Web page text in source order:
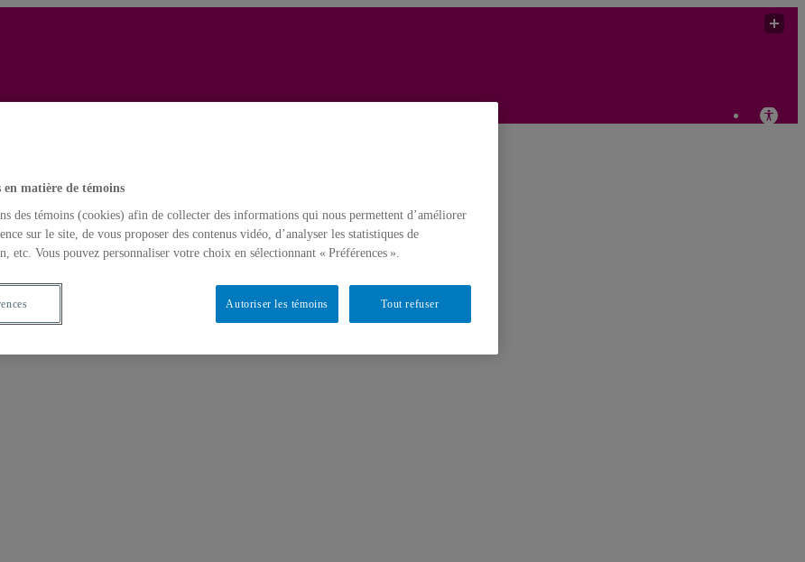
en matière de témoins
des témoins (cookies) afin de collecter des informations qui nous permettent d’améliorer
sur le site, de vous proposer des contenus vidéo, d’analyser les statistiques de
etc. Vous pouvez personnaliser votre choix en sélectionnant « Préférences ».
Tout refuser
Autoriser les témoins